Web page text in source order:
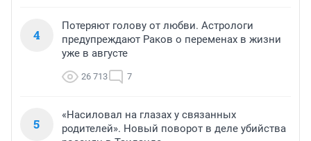
4
Потеряют голову от любви. Астрологи
предупреждают Раков о переменах в жизни
уже в августе
26 713 7
5
«Насиловал на глазах у связанных
родителей». Новый поворот в деле убийства